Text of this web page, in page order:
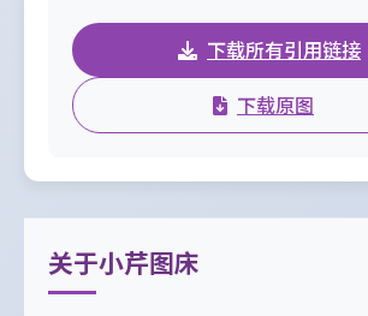
下载所有引用链接
下载原图
关于小芹图床